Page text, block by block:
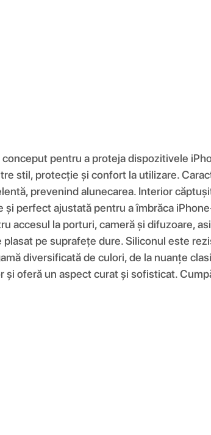
pentru a proteja dispozitivele
stil, protecție și confort la utilizare.
prevenind alunecarea. Interior
perfect ajustată pentru a îmbrăca
accesul la porturi, cameră și difuzoare,
pe suprafețe dure. Siliconul este
diversificată de culori, de la nuanțe
oferă un aspect curat și sofisticat.